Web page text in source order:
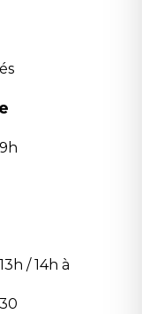
/ 14h à